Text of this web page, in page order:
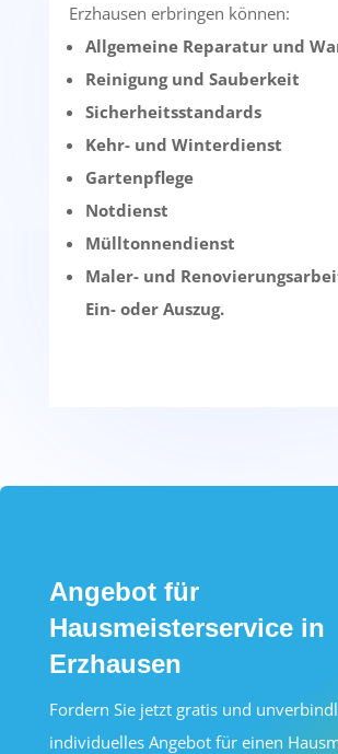
Erzhausen erbringen können:
Allgemeine Reparatur und
Reinigung und Sauberkeit
Sicherheitsstandards
Kehr- und Winterdienst
Gartenpflege
Notdienst
Mülltonnendienst
Maler- und
Ein- oder Auszug.
Angebot für
Hausmeisterservice in
Erzhausen
Fordern Sie jetzt gratis und
individuelles Angebot für einen